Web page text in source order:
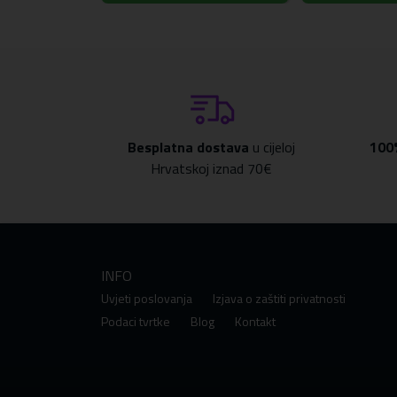
Besplatna dostava u cijeloj
Hrvatskoj iznad 70€
INFO
Uvjeti poslovanja
Izjava o zaštiti privatnosti
Podaci tvrtke
Blog Kontakt